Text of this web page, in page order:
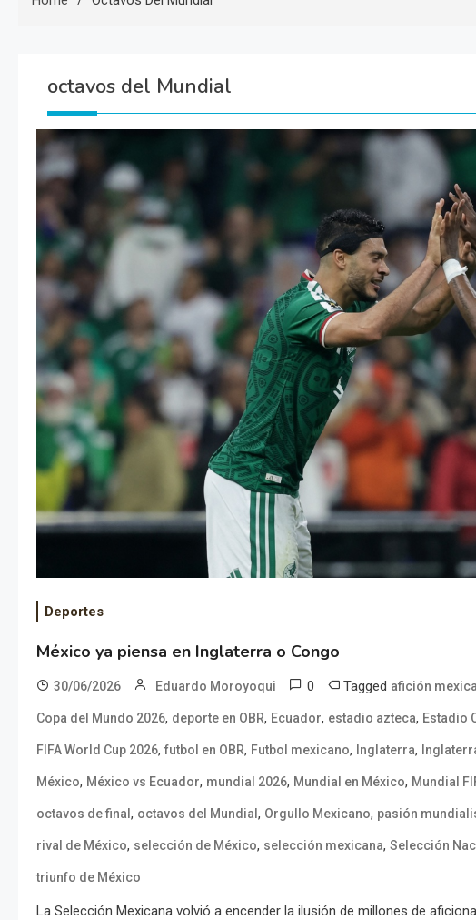
octavos del Mundial
Deportes
México ya piensa en Inglaterra o Congo
30/06/2026 Eduardo Moroyoqui 0 Tagged afición
Copa del Mundo 2026, deporte en OBR, Ecuador, estadio azteca, Estadio
FIFA World Cup 2026, futbol en OBR, Futbol mexicano, Inglaterra,
México, México vs Ecuador, mundial 2026, Mundial en México, Mundial
octavos de final , octavos del Mundial , Orgullo Mexicano, pasión
rival de México, selección de México, selección mexicana, Selección
triunfo de México
La Selección Mexicana volvió a encender la ilusión de millones de